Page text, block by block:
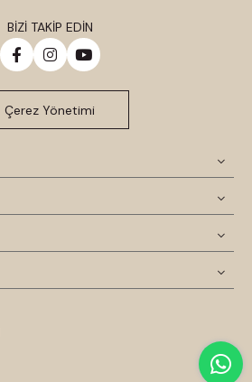
BİZİ TAKİP EDİN
Çerez Yönetimi